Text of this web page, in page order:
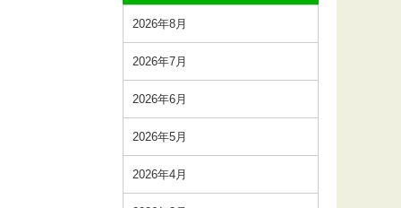
2026年8月
2026年7月
2026年6月
2026年5月
2026年4月